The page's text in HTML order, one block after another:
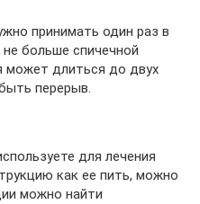
принимать один раз в
больше спичечной
может длиться до двух
перерыв.
для лечения
как ее пить, можно
можно найти